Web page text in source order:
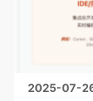
2025-07-26